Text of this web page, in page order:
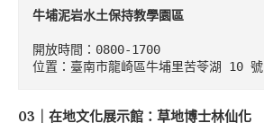
牛埔泥岩水土保持教學園區
開放時間：0800-1700
位置：臺南市龍崎區牛埔里苦苓湖 10 號
03｜在地文化展示館：草地博士林仙化